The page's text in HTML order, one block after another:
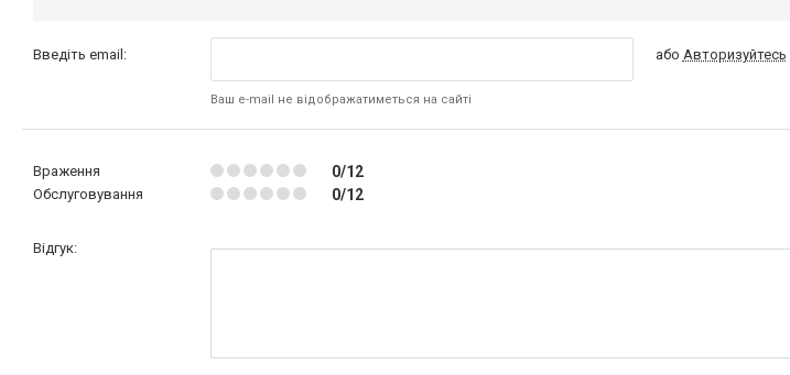
Введіть email:
Ваш e-mail не відображатиметься на сайті
або Авторизуйтесь
Враження 0/12
Обслуговування 0/12
Відгук: